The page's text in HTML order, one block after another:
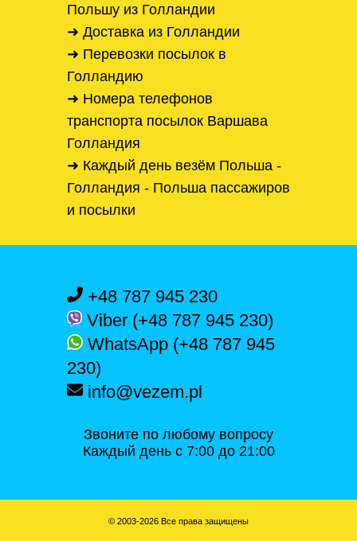
Польшу из Голландии
➜ Доставка из Голландии
➜ Перевозки посылок в
Голландию
➜ Номера телефонов
транспорта посылок Варшава
Голландия
➜ Каждый день везём Польша -
Голландия - Польша пассажиров
и посылки
+48 787 945 230
Viber (+48 787 945 230)
WhatsApp (+48 787 945
230)
info@vezem.pl
Звоните по любому вопросу
Каждый день с 7:00 до 21:00
© 2003-2026 Все права защищены